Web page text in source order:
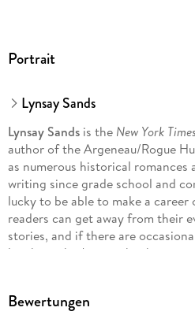
Portrait
Lynsay Sands
Lynsay Sands is the New York Times
author of the Argeneau/Rogue
as numerous historical romances
writing since grade school and
lucky to be able to make a
readers can get away from their
stories, and if there are
laughter, that's just a big bonus.
Bewertungen